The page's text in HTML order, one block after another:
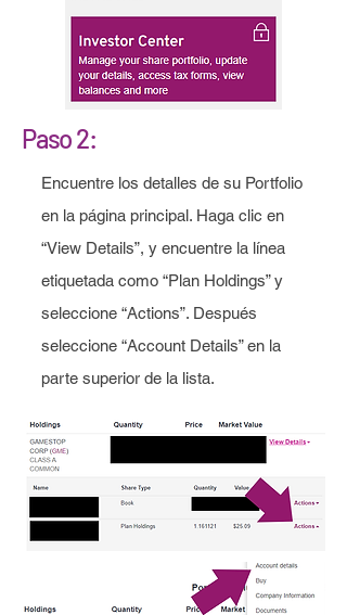
Paso 2:
Encuentre los detalles de su Portfolio
en la página principal. Haga clic en
“View Details”, y encuentre la línea
etiquetada como “Plan Holdings” y
seleccione “Actions”. Después
seleccione “Account Details” en la
parte superior de la lista.